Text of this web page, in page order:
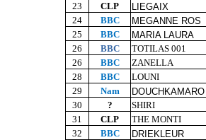
23
CLP
LIEGAIX
24
BBC
MEGANNE ROS
25
BBC
MARIA LAURA
26
BBC
TOTILAS 001
26
BBC
ZANELLA
28
BBC
LOUNI
29
Nam
DOUCHKAMARO
30
?
SHIRI
31
CLP
THE MONTI
32
BBC
DRIEKLEUR